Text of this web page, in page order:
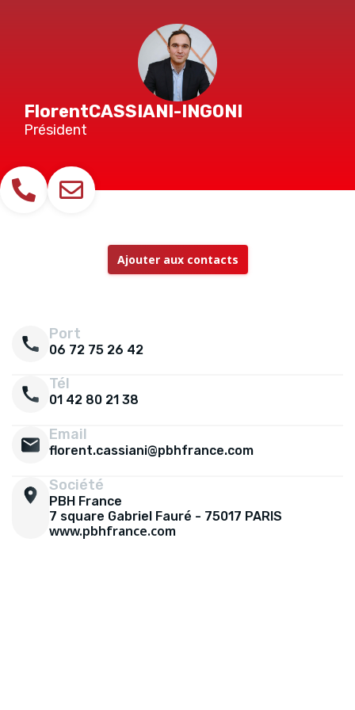
FlorentCASSIANI-INGONI
Président
Ajouter aux contacts
Port
06 72 75 26 42
Tél
01 42 80 21 38
Email
florent.cassiani@pbhfrance.com
Société
PBH France
7 square Gabriel Fauré - 75017 PARIS
www.pbhfrance.com